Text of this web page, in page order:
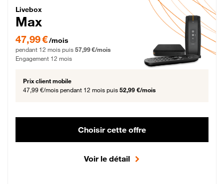
Livebox Max Fibre
Livebox
Max
47,99 € par mois pendant 12 mois puis 57,99 € par mois, Engagement 12 mois
47,99 €/mois
pendant 12 mois puis 57,99 €/mois
Engagement 12 mois
Prix client mobile
47,99 €/mois pendant 12 mois puis 52,99 €/mois
Choisir cette offre
Voir le détail